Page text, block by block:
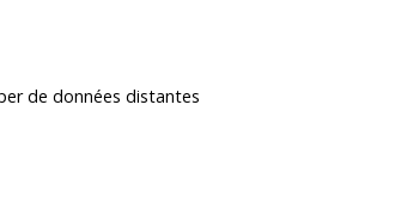
de données distantes